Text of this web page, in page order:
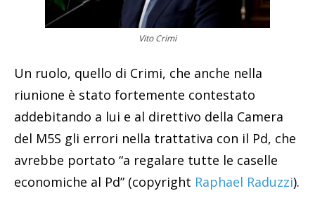
Vito Crimi
Un ruolo, quello di Crimi, che anche nella
riunione è stato fortemente contestato
addebitando a lui e al direttivo della Camera
del M5S gli errori nella trattativa con il Pd, che
avrebbe portato “a regalare tutte le caselle
economiche al Pd” (copyright Raphael Raduzzi).